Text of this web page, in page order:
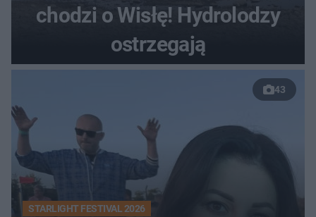
chodzi o Wisłę! Hydrolodzy
ostrzegają
43
STARLIGHT FESTIVAL 2026